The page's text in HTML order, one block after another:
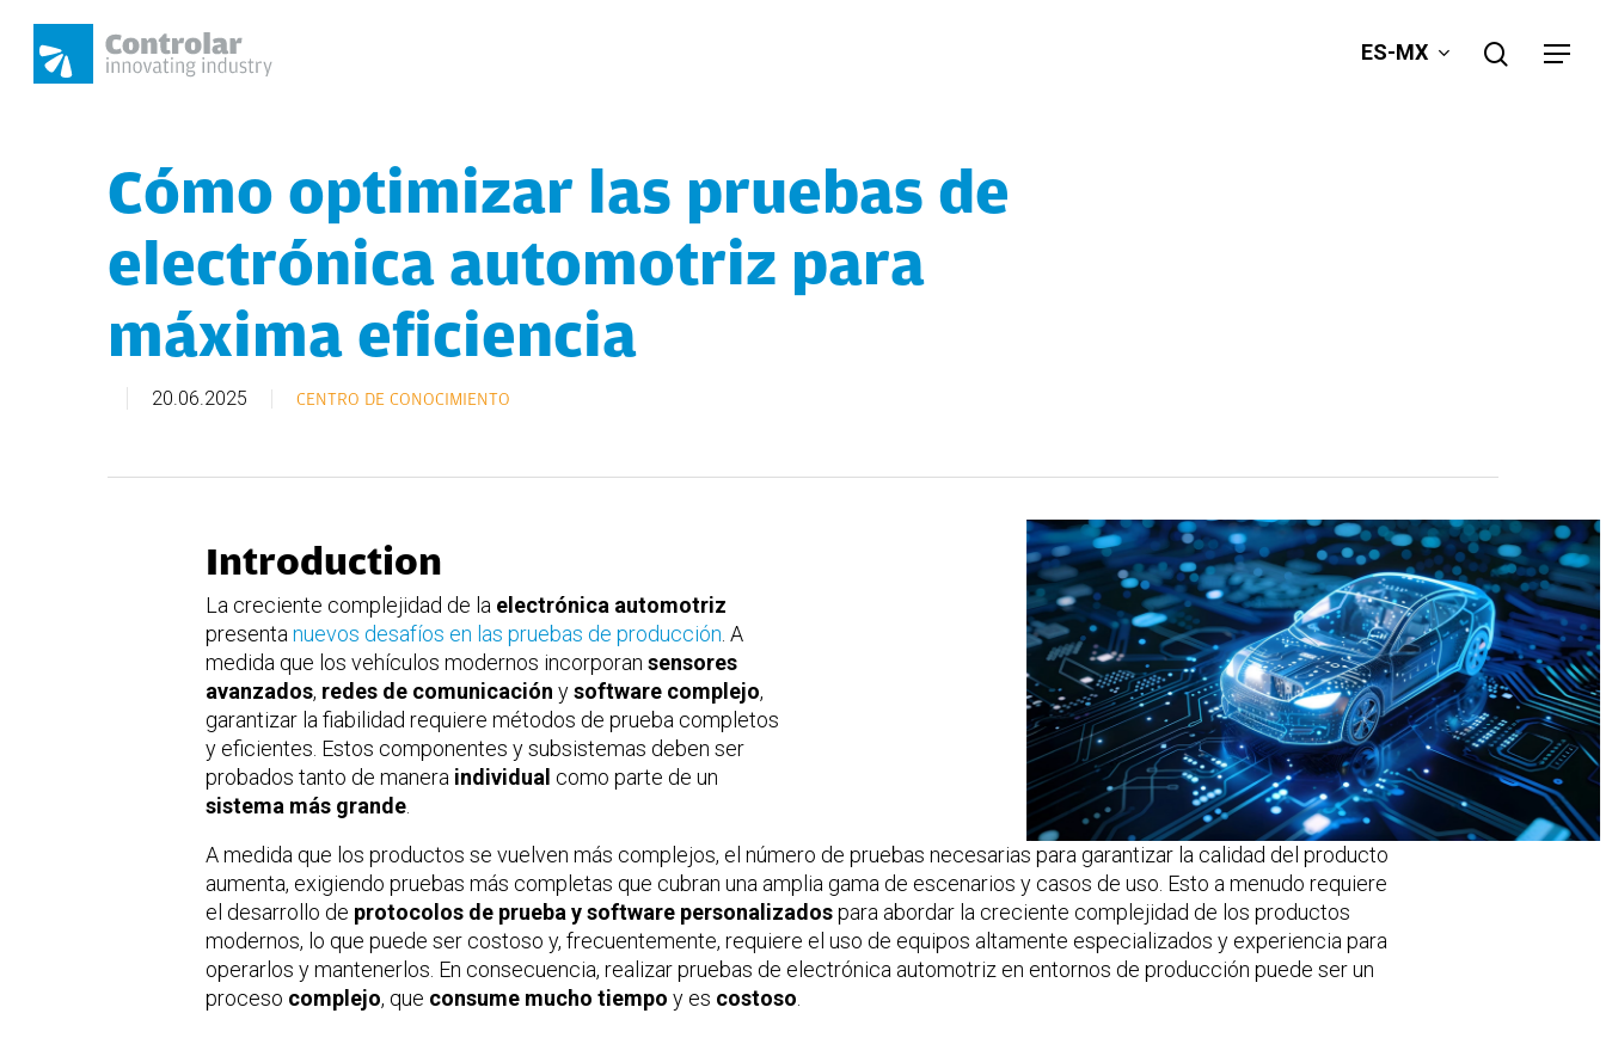
Presione enter para buscar o ESC para cerrar
ES-MX search
Menu
Cómo optimizar las pruebas de
electrónica automotriz para
máxima eficiencia
20.06.2025 CENTRO DE CONOCIMIENTO
Introduction
La creciente complejidad de la electrónica automotriz
presenta nuevos desafíos en las pruebas de producción . A
medida que los vehículos modernos incorporan sensores
avanzados, redes de comunicación ysoftware complejo,
garantizar la fiabilidad requiere métodos de prueba completos
y eficientes. Estos componentes y subsistemas deben ser
probados tanto de manera individual como parte de un
sistema más grande
A medida que los productos se vuelven más complejos, el número de pruebas necesarias para garantizar la calidad del producto
aumenta, exigiendo pruebas más completas que cubran una amplia gama de escenarios y casos de uso. Esto a menudo requiere
el desarrollo de protocolos de prueba y software personalizadospara abordar la creciente complejidad de los productos
modernos, lo que puede ser costoso y, frecuentemente, requiere el uso de equipos altamente especializados y experiencia para
operarlos y mantenerlos. En consecuencia, realizar pruebas de electrónica automotriz en entornos de producción puede ser un
proceso complejo, que consume mucho tiempo y es costoso